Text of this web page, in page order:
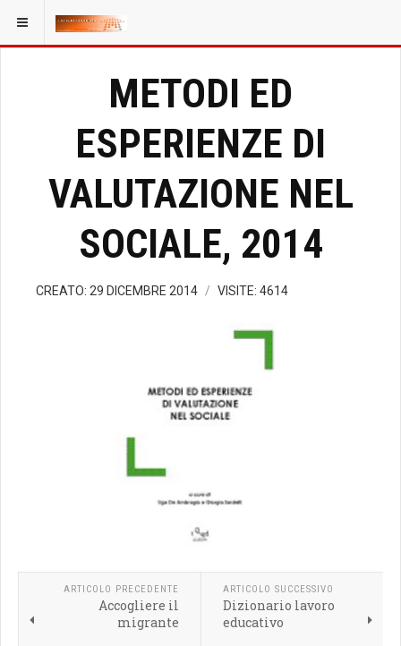
METODI ED
ESPERIENZE DI
VALUTAZIONE NEL
SOCIALE, 2014
CREATO: 29 DICEMBRE 2014 VISITE: 4614
ARTICOLO PRECEDENTE
Accogliere il
migrante
ARTICOLO SUCCESSIVO
Dizionario lavoro
educativo